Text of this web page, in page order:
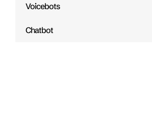
Voicebots
Chatbot